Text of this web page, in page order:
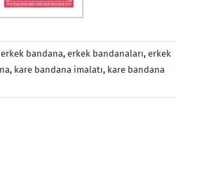
erkek bandana, erkek bandanaları, erkek
, kare bandana imalatı, kare bandana